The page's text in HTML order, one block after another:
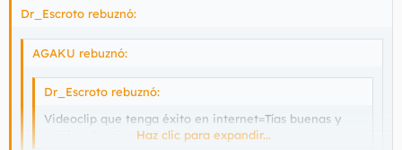
Dr_Escroto rebuznó:
AGAKU rebuznó:
Dr_Escroto rebuznó:
Videoclip que tenga éxito en internet=Tías buenas y
música de mierda.Haz clic para expandir...